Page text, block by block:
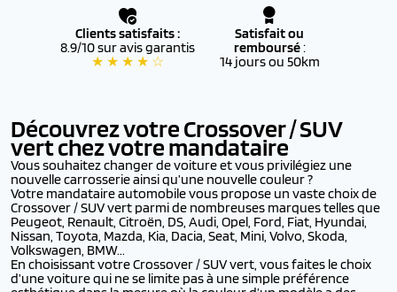
Clients satisfaits :
8.9/10 sur avis garantis
★ ★ ★ ★ ☆
Satisfait ou
remboursé:
14 jours ou 50km
Découvrez votre Crossover / SUV
vert chez votre mandataire
Vous souhaitez changer de voiture et vous privilégiez une
nouvelle carrosserie ainsi qu’une nouvelle couleur ?
Votre mandataire automobile vous propose un vaste choix de
Crossover / SUV vert parmi de nombreuses marques telles que
Peugeot, Renault, Citroën, DS, Audi, Opel, Ford, Fiat, Hyundai,
Nissan, Toyota, Mazda, Kia, Dacia, Seat, Mini, Volvo, Skoda,
Volkswagen, BMW...
En choisissant votre Crossover / SUV vert, vous faites le choix
d’une voiture qui ne se limite pas à une simple préférence